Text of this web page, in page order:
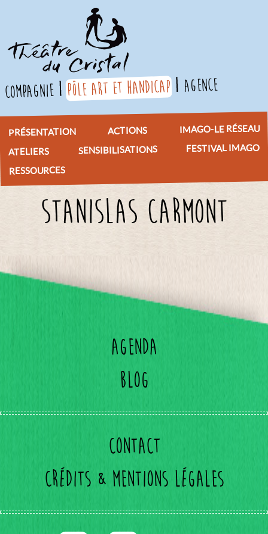
compagnie pôle art et handicap agence
PRÉSENTATION ACTIONS IMAGO-LE RÉSEAU
ATELIERS SENSIBILISATIONS FESTIVAL IMAGO
RESSOURCES
Stanislas Carmont
Agenda
Blog
Contact
Crédits & mentions légales